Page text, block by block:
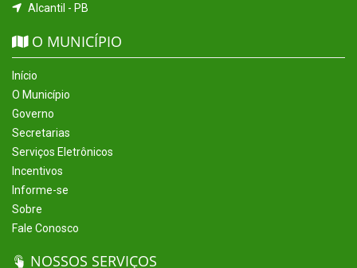
Alcantil - PB
O MUNICÍPIO
Início
O Município
Governo
Secretarias
Serviços Eletrônicos
Incentivos
Informe-se
Sobre
Fale Conosco
NOSSOS SERVIÇOS